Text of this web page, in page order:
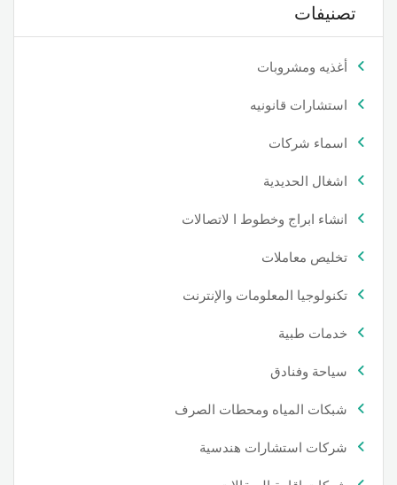
تصنيفات
أغذيه ومشروبات
استشارات قانونيه
اسماء شركات
اشغال الحديدية
انشاء ابراج وخطوط ا لاتصالات
تخليص معاملات
تكنولوجيا المعلومات والإنترنت
خدمات طبية
سياحة وفنادق
شبكات المياه ومحطات الصرف
شركات استشارات هندسية